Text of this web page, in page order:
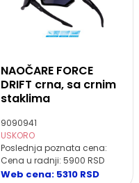
NAOČARE FORCE
DRIFT crna, sa crnim
staklima
9090941
USKORO
Poslednja poznata cena:
Cena u radnji: 5900 RSD
Web cena: 5310 RSD